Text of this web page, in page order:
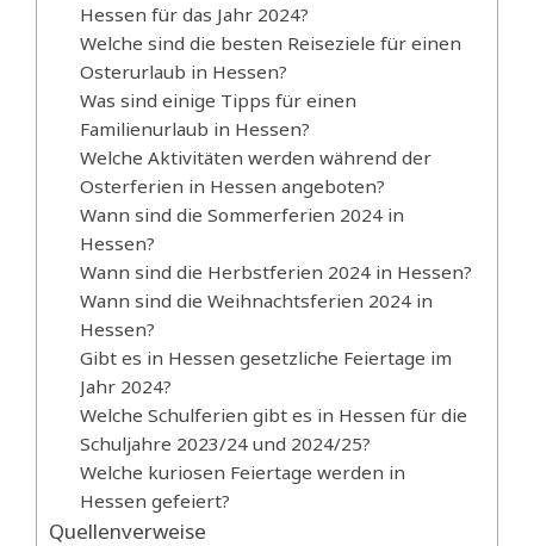
Hessen für das Jahr 2024?
Welche sind die besten Reiseziele für einen
Osterurlaub in Hessen?
Was sind einige Tipps für einen
Familienurlaub in Hessen?
Welche Aktivitäten werden während der
Osterferien in Hessen angeboten?
Wann sind die Sommerferien 2024 in
Hessen?
Wann sind die Herbstferien 2024 in Hessen?
Wann sind die Weihnachtsferien 2024 in
Hessen?
Gibt es in Hessen gesetzliche Feiertage im
Jahr 2024?
Welche Schulferien gibt es in Hessen für die
Schuljahre 2023/24 und 2024/25?
Welche kuriosen Feiertage werden in
Hessen gefeiert?
Quellenverweise